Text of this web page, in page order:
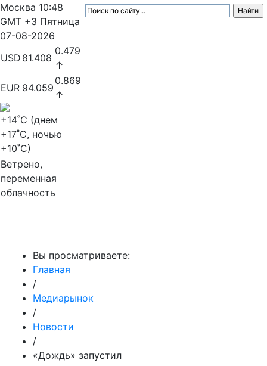
Москва 10:48
GMT +3 Пятница
07-08-2026
USD 81.408
0.479
↑
EUR 94.059
0.869
↑
+14˚C (днем
+17˚C, ночью
+10˚C)
Ветрено,
переменная
облачность
Вы просматриваете:
Главная
/
Медиарынок
/
Новости
/
«Дождь» запустил